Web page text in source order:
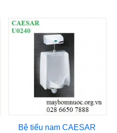
Bệ tiểu nam CAESAR